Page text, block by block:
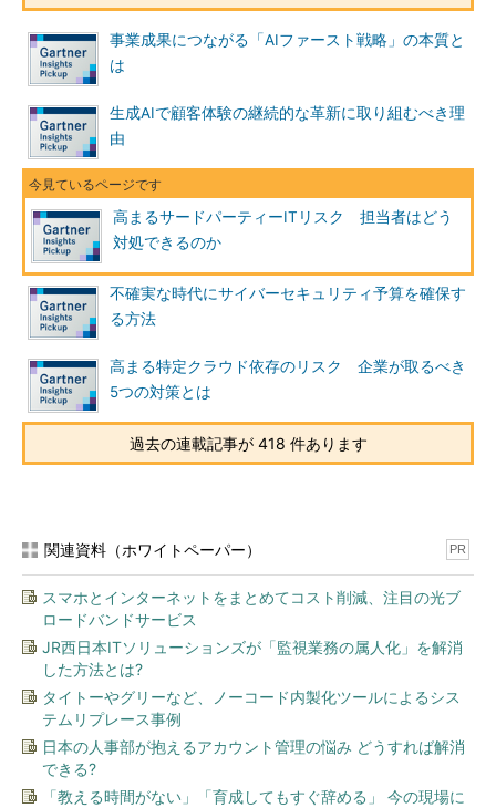
事業成果につながる「AIファースト戦略」の本質と
は
生成AIで顧客体験の継続的な革新に取り組むべき理
由
高まるサードパーティーITリスク 担当者はどう
対処できるのか
不確実な時代にサイバーセキュリティ予算を確保す
る方法
高まる特定クラウド依存のリスク 企業が取るべき
5つの対策とは
過去の連載記事が 418 件あります
関連資料（ホワイトペーパー） PR
スマホとインターネットをまとめてコスト削減、注目の光ブ
ロードバンドサービス
JR西日本ITソリューションズが「監視業務の属人化」を解消
した方法とは?
タイトーやグリーなど、ノーコード内製化ツールによるシス
テムリプレース事例
日本の人事部が抱えるアカウント管理の悩み どうすれば解消
できる?
「教える時間がない」「育成してもすぐ辞める」 今の現場に